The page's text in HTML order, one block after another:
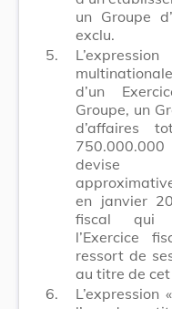
un Groupe
exclu.
5.
d’un
Groupe, un
d’affaires
devise
en janvier
fiscal qui
l’Exercice
ressort de
au titre de
6.
L’expression